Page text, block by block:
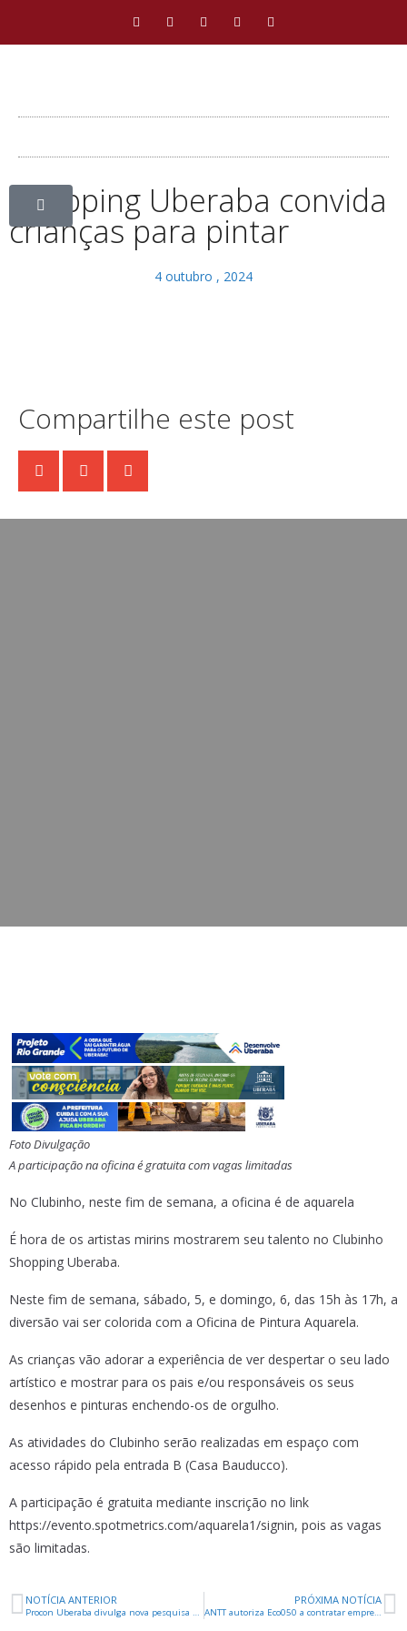
Shopping Uberaba convida
crianças para pintar
4 outubro , 2024
Compartilhe este post
Foto Divulgação
A participação na oficina é gratuita com vagas limitadas
No Clubinho, neste fim de semana, a oficina é de aquarela
É hora de os artistas mirins mostrarem seu talento no Clubinho
Shopping Uberaba.
Neste fim de semana, sábado, 5, e domingo, 6, das 15h às 17h, a
diversão vai ser colorida com a Oficina de Pintura Aquarela.
As crianças vão adorar a experiência de ver despertar o seu lado
artístico e mostrar para os pais e/ou responsáveis os seus
desenhos e pinturas enchendo-os de orgulho.
As atividades do Clubinho serão realizadas em espaço com
acesso rápido pela entrada B (Casa Bauducco).
A participação é gratuita mediante inscrição no link
https://evento.spotmetrics.com/aquarela1/signin, pois as vagas
são limitadas.
NOTÍCIA ANTERIOR
Procon Uberaba divulga nova pesquisa de preços dos combustíveis
PRÓXIMA NOTÍCIA
ANTT autoriza Eco050 a contratar empresa para construção de duas passarelas sobre a BR-050